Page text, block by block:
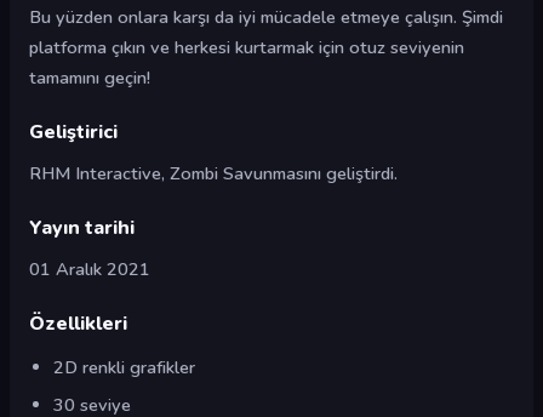
Bu yüzden onlara karşı da iyi mücadele etmeye çalışın. Şimdi
platforma çıkın ve herkesi kurtarmak için otuz seviyenin
tamamını geçin!
Geliştirici
RHM Interactive, Zombi Savunmasını geliştirdi.
Yayın tarihi
01 Aralık 2021
Özellikleri
2D renkli grafikler
30 seviye